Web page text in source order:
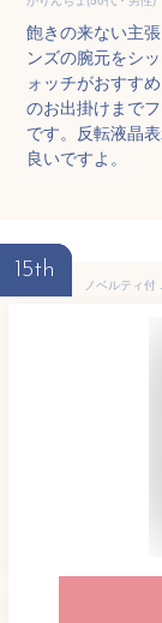
飽きの来ない主
ンズの腕元をシ
ォッチがおすす
のお出掛けまで
です。反転液晶
良いですよ。
15th